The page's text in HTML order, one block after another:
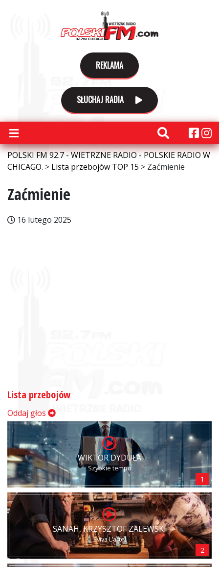
REKLAMA
SŁUCHAJ RADIA
POLSKI FM 92.7 - WIETRZNE RADIO - POLSKIE RADIO W
CHICAGO. > Lista przebojów TOP 15 > Zaćmienie
Zaćmienie
16 lutego 2025
Lista przebojów
Oddaj głos
WIKTOR DYDUŁA
Szybkie tempo
1
SANAH, KRZYSZTOF ZALEWSKI
Eviva L’arte!
2